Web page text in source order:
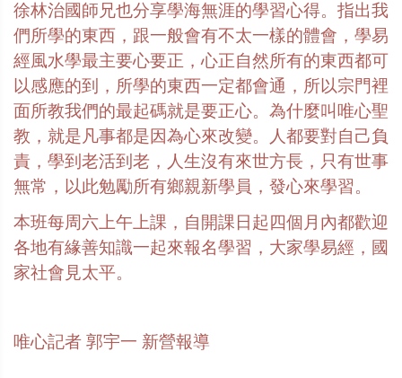
徐林治國師兄也分享學海無涯的學習心得。指出我
們所學的東西，跟一般會有不太一樣的體會，學易
經風水學最主要心要正，心正自然所有的東西都可
以感應的到，所學的東西一定都會通，所以宗門裡
面所教我們的最起碼就是要正心。為什麼叫唯心聖
教，就是凡事都是因為心來改變。人都要對自己負
責，學到老活到老，人生沒有來世方長，只有世事
無常，以此勉勵所有鄉親新學員，發心來學習。
本班每周六上午上課，自開課日起四個月內都歡迎
各地有緣善知識一起來報名學習，大家學易經，國
家社會見太平。
唯心記者 郭宇一 新營報導